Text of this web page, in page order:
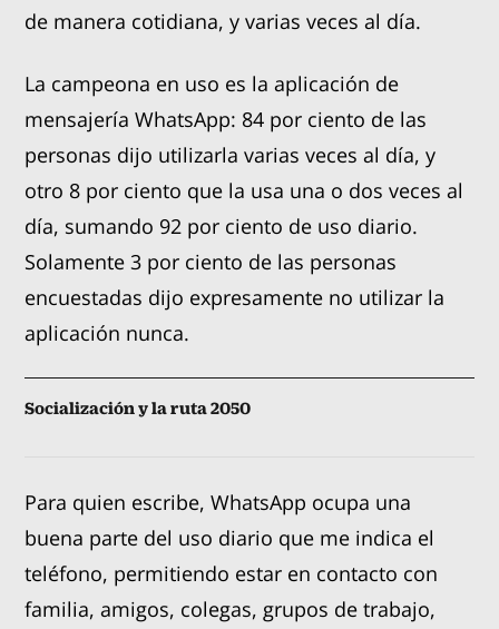
de manera cotidiana, y varias veces al día.
La campeona en uso es la aplicación de
mensajería WhatsApp: 84 por ciento de las
personas dijo utilizarla varias veces al día, y
otro 8 por ciento que la usa una o dos veces al
día, sumando 92 por ciento de uso diario.
Solamente 3 por ciento de las personas
encuestadas dijo expresamente no utilizar la
aplicación nunca.
Socialización y la ruta 2050
Para quien escribe, WhatsApp ocupa una
buena parte del uso diario que me indica el
teléfono, permitiendo estar en contacto con
familia, amigos, colegas, grupos de trabajo,